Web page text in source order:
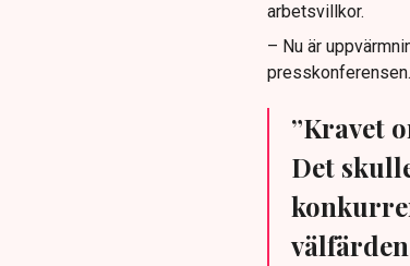
arbetsvillkor.
– Nu är
presskonferensen.
”Kravet
Det